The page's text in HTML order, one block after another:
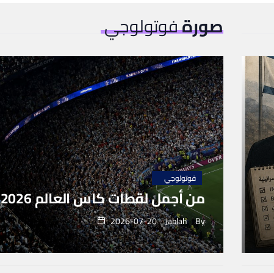
صورةفوتولوجي
فوتولوجي
من أجمل لقطات كاس العالم 2026
By
Jablah
2026-07-20